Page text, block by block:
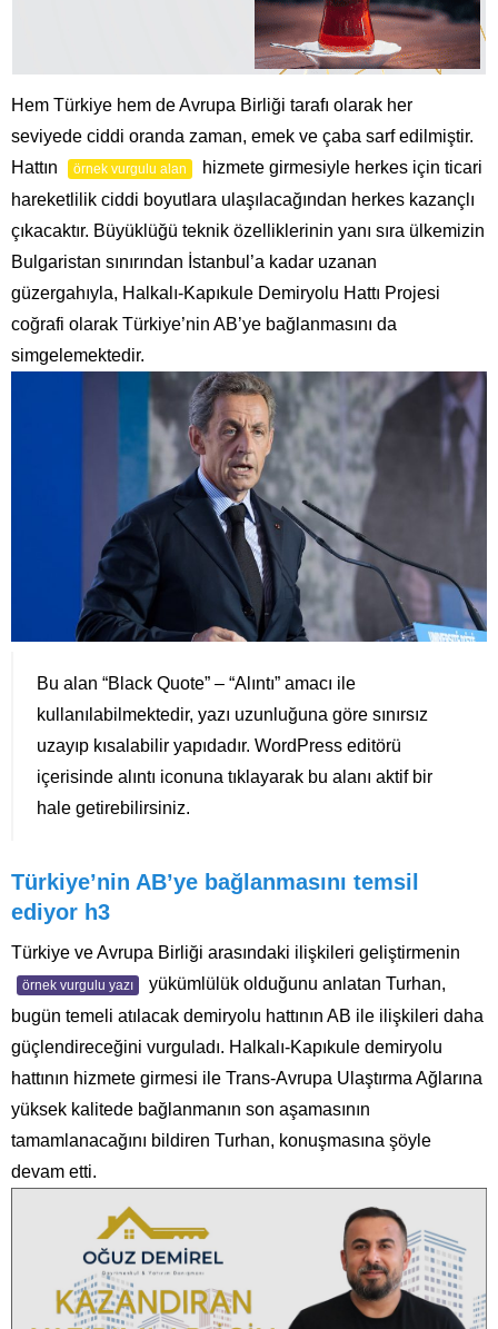
Hem Türkiye hem de Avrupa Birliği tarafı olarak her
seviyede ciddi oranda zaman, emek ve çaba sarf edilmiştir.
Hattın
örnek vurgulu alan
hizmete girmesiyle herkes için ticari
hareketlilik ciddi boyutlara ulaşılacağından herkes kazançlı
çıkacaktır. Büyüklüğü teknik özelliklerinin yanı sıra ülkemizin
Bulgaristan sınırından İstanbul’a kadar uzanan
güzergahıyla, Halkalı-Kapıkule Demiryolu Hattı Projesi
coğrafi olarak Türkiye’nin AB’ye bağlanmasını da
simgelemektedir.
Bu alan “Black Quote” – “Alıntı” amacı ile
kullanılabilmektedir, yazı uzunluğuna göre sınırsız
uzayıp kısalabilir yapıdadır. WordPress editörü
içerisinde alıntı iconuna tıklayarak bu alanı aktif bir
hale getirebilirsiniz.
Türkiye’nin AB’ye bağlanmasını temsil
ediyor h3
Türkiye ve Avrupa Birliği arasındaki ilişkileri geliştirmenin
örnek vurgulu yazı
yükümlülük olduğunu anlatan Turhan,
bugün temeli atılacak demiryolu hattının AB ile ilişkileri daha
güçlendireceğini vurguladı. Halkalı-Kapıkule demiryolu
hattının hizmete girmesi ile Trans-Avrupa Ulaştırma Ağlarına
yüksek kalitede bağlanmanın son aşamasının
tamamlanacağını bildiren Turhan, konuşmasına şöyle
devam etti.